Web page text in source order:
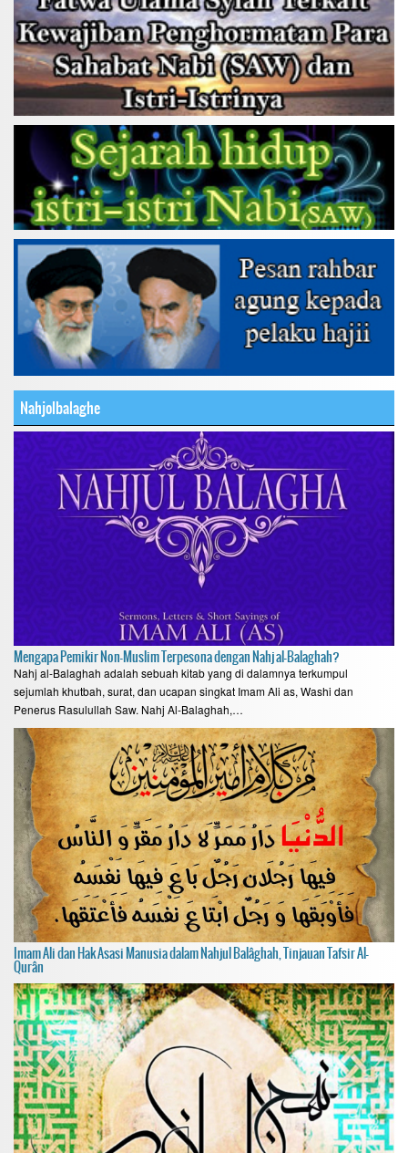
Nahjolbalaghe
Mengapa Pemikir Non-Muslim Terpesona dengan Nahj al-Balaghah?
Nahj al-Balaghah adalah sebuah kitab yang di dalamnya terkumpul
sejumlah khutbah, surat, dan ucapan singkat Imam Ali as, Washi dan
Penerus Rasulullah Saw. Nahj Al-Balaghah,…
Imam Ali dan Hak Asasi Manusia dalam Nahjul Balâghah, Tinjauan Tafsir Al-
Qurân